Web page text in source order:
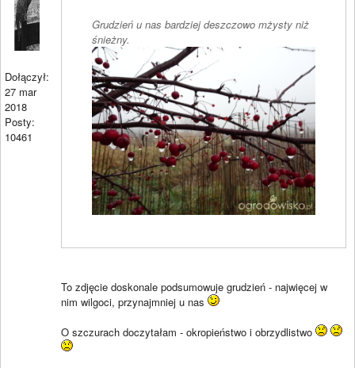
Dołączył:
27 mar
2018
Posty:
10461
Grudzień u nas bardziej deszczowo mżysty niż
śnieżny.
To zdjęcie doskonale podsumowuje grudzień - najwięcej w
nim wilgoci, przynajmniej u nas
O szczurach doczytałam - okropieństwo i obrzydlistwo